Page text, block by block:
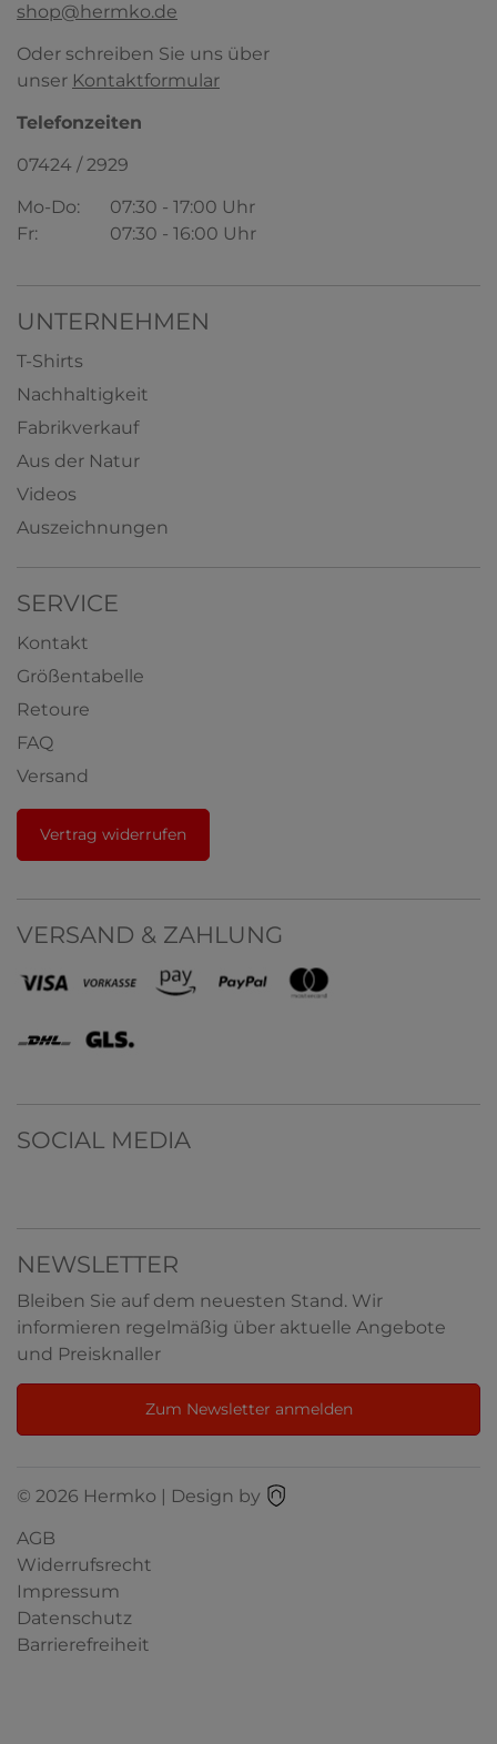
shop@hermko.de
Oder schreiben Sie uns über
unser Kontaktformular
Telefonzeiten
07424 / 2929
Mo-Do:
07:30 - 17:00 Uhr
Fr:
07:30 - 16:00 Uhr
UNTERNEHMEN
T-Shirts
Nachhaltigkeit
Fabrikverkauf
Aus der Natur
Videos
Auszeichnungen
SERVICE
Kontakt
Größentabelle
Retoure
FAQ
Versand
Vertrag widerrufen
VERSAND & ZAHLUNG
SOCIAL MEDIA
NEWSLETTER
Bleiben Sie auf dem neuesten Stand. Wir
informieren regelmäßig über aktuelle Angebote
und Preisknaller
Zum Newsletter anmelden
© 2026 Hermko | Design by
AGB
Widerrufsrecht
Impressum
Datenschutz
Barrierefreiheit